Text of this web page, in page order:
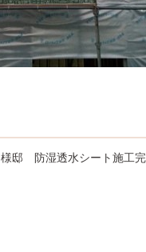
邸 防湿透水シート施工